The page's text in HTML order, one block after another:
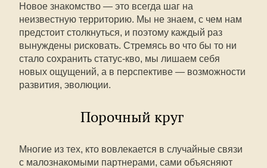
Новое знакомство — это всегда шаг на
неизвестную территорию. Мы не знаем, с чем нам
предстоит столкнуться, и поэтому каждый раз
вынуждены рисковать. Стремясь во что бы то ни
стало сохранить статус-кво, мы лишаем себя
новых ощущений, а в перспективе — возможности
развития, эволюции.
Порочный круг
Многие из тех, кто вовлекается в случайные связи
с малознакомыми партнерами, сами объясняют